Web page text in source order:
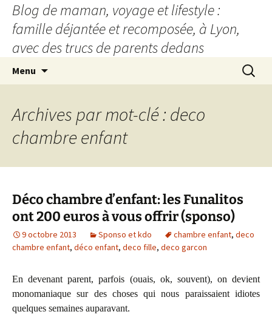
Blog de maman, voyage et lifestyle :
famille déjantée et recomposée, à Lyon,
avec des trucs de parents dedans
Menu
Archives par mot-clé : deco
chambre enfant
Déco chambre d’enfant: les Funalitos
ont 200 euros à vous offrir (sponso)
9 octobre 2013 Sponso et kdo chambre enfant, deco
chambre enfant, déco enfant, deco fille, deco garcon
En devenant parent, parfois (ouais, ok, souvent), on devient
monomaniaque sur des choses qui nous paraissaient idiotes
quelques semaines auparavant.